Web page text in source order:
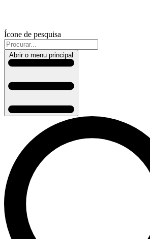
Ícone de pesquisa
Abrir o menu principal